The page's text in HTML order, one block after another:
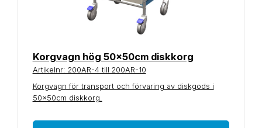
Korgvagn hög 50x50cm diskkorg
Artikelnr: 200AR-4 till 200AR-10
Korgvagn för transport och förvaring av diskgods i
50x50cm diskkorg.